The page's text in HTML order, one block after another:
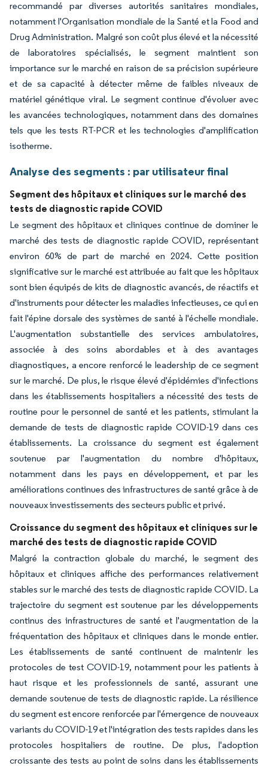
recommandé par diverses autorités sanitaires mondiales,
notamment l'Organisation mondiale de la Santé et la Food and
Drug Administration. Malgré son coût plus élevé et la nécessité
de laboratoires spécialisés, le segment maintient son
importance sur le marché en raison de sa précision supérieure
et de sa capacité à détecter même de faibles niveaux de
matériel génétique viral. Le segment continue d'évoluer avec
les avancées technologiques, notamment dans des domaines
tels que les tests RT-PCR et les technologies d'amplification
isotherme.
Analyse des segments : par utilisateur final
Segment des hôpitaux et cliniques sur le marché des
tests de diagnostic rapide COVID
Le segment des hôpitaux et cliniques continue de dominer le
marché des tests de diagnostic rapide COVID, représentant
environ 60% de part de marché en 2024. Cette position
significative sur le marché est attribuée au fait que les hôpitaux
sont bien équipés de kits de diagnostic avancés, de réactifs et
d'instruments pour détecter les maladies infectieuses, ce qui en
fait l'épine dorsale des systèmes de santé à l'échelle mondiale.
L'augmentation substantielle des services ambulatoires,
associée à des soins abordables et à des avantages
diagnostiques, a encore renforcé le leadership de ce segment
sur le marché. De plus, le risque élevé d'épidémies d'infections
dans les établissements hospitaliers a nécessité des tests de
routine pour le personnel de santé et les patients, stimulant la
demande de tests de diagnostic rapide COVID-19 dans ces
établissements. La croissance du segment est également
soutenue par l'augmentation du nombre d'hôpitaux,
notamment dans les pays en développement, et par les
améliorations continues des infrastructures de santé grâce à de
nouveaux investissements des secteurs public et privé.
Croissance du segment des hôpitaux et cliniques sur le
marché des tests de diagnostic rapide COVID
Malgré la contraction globale du marché, le segment des
hôpitaux et cliniques affiche des performances relativement
stables sur le marché des tests de diagnostic rapide COVID. La
trajectoire du segment est soutenue par les développements
continus des infrastructures de santé et l'augmentation de la
fréquentation des hôpitaux et cliniques dans le monde entier.
Les établissements de santé continuent de maintenir les
protocoles de test COVID-19, notamment pour les patients à
haut risque et les professionnels de santé, assurant une
demande soutenue de tests de diagnostic rapide. La résilience
du segment est encore renforcée par l'émergence de nouveaux
variants du COVID-19 et l'intégration des tests rapides dans les
protocoles hospitaliers de routine. De plus, l'adoption
croissante des tests au point de soins dans les établissements